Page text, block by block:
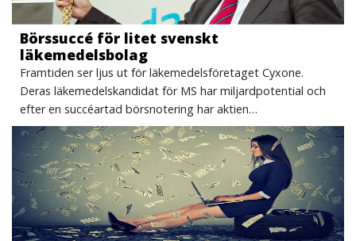
Börssuccé för litet svenskt
läkemedelsbolag
Framtiden ser ljus ut för läkemedelsföretaget Cyxone.
Deras läkemedelskandidat för MS har miljardpotential och
efter en succéartad börsnotering har aktien…